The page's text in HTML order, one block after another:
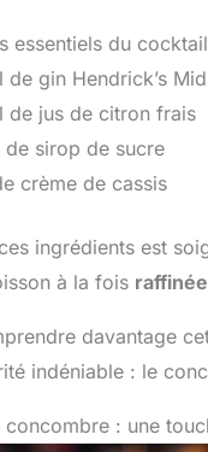
essentiels du cocktail
de gin Hendrick’s
de jus de citron frais
de sirop de sucre
crème de cassis
ingrédients est
à la fois
davantage
indéniable : le
concombre : une